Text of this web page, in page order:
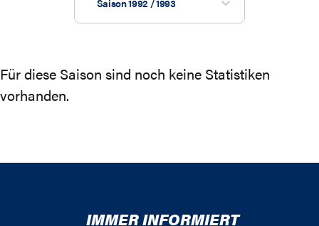
Saison 1992 / 1993
Für diese Saison sind noch keine Statistiken
vorhanden.
IMMER INFORMIERT